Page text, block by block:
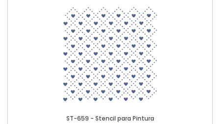
ST-659 - Stencil para Pintura